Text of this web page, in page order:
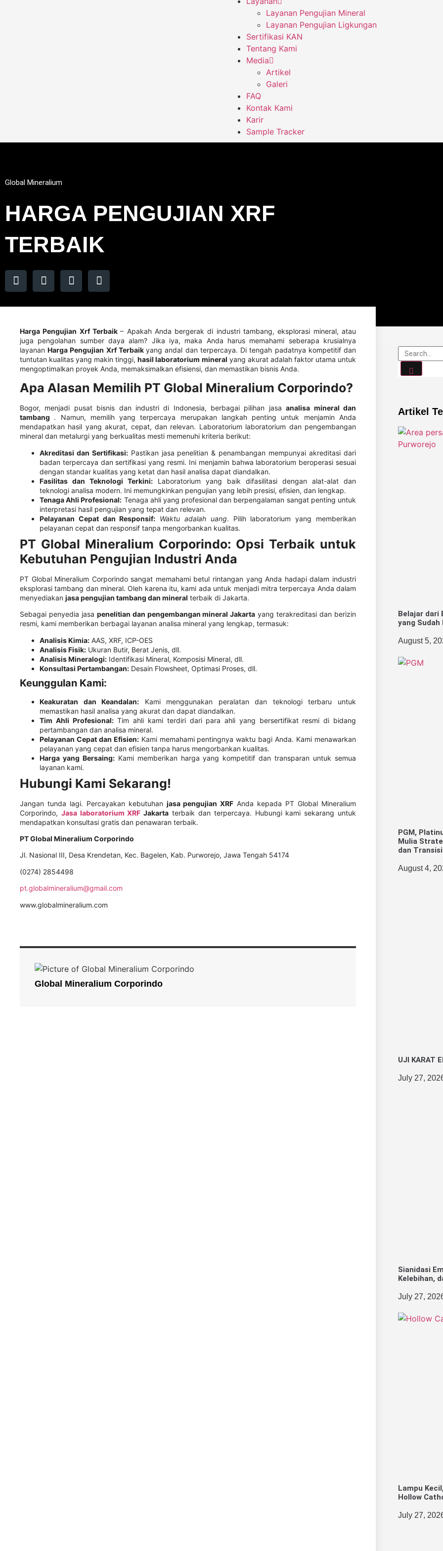
Layanan Pengujian Mineral
Layanan Pengujian Ligkungan
Sertifikasi KAN
Tentang Kami
Media
Artikel
Galeri
FAQ
Kontak Kami
Karir
Sample Tracker
Global Mineralium
HARGA PENGUJIAN XRF
TERBAIK
Harga Pengujian Xrf Terbaik– Apakah Anda bergerak di industri tambang, eksplorasi mineral, atau
juga pengolahan sumber daya alam? Jika iya, maka Anda harus memahami seberapa krusialnya
layananHarga Pengujian Xrf Terbaikyang andal dan terpercaya. Di tengah padatnya kompetitif dan
tuntutan kualitas yang makin tinggi,hasil laboratorium mineral yang akurat adalah faktor utama untuk
mengoptimalkan proyek Anda, memaksimalkan efisiensi, dan memastikan bisnis Anda.
Apa Alasan Memilih PT Global Mineralium Corporindo?
Bogor, menjadi pusat bisnis dan industri di Indonesia, berbagai pilihan jasaanalisa mineral dan
tambang . Namun, memilih yang terpercaya merupakan langkah penting untuk menjamin Anda
mendapatkan hasil yang akurat, cepat, dan relevan. Laboratorium laboratorium dan pengembangan
mineral dan metalurgi yang berkualitas mesti memenuhi kriteria berikut:
Akreditasi dan Sertifikasi:Pastikan jasa penelitian & penambangan mempunyai akreditasi dari
badan terpercaya dan sertifikasi yang resmi. Ini menjamin bahwa laboratorium beroperasi sesuai
dengan standar kualitas yang ketat dan hasil analisa dapat diandalkan.
Fasilitas dan Teknologi Terkini: Laboratorium yang baik difasilitasi dengan alat-alat dan
teknologi analisa modern. Ini memungkinkan pengujian yang lebih presisi, efisien, dan lengkap.
Tenaga Ahli Profesional: Tenaga ahli yang profesional dan berpengalaman sangat penting untuk
interpretasi hasil pengujian yang tepat dan relevan.
Pelayanan Cepat dan Responsif: Waktu adalah uang. Pilih laboratorium yang memberikan
pelayanan cepat dan responsif tanpa mengorbankan kualitas.
PT Global Mineralium Corporindo: Opsi Terbaik untuk
Kebutuhan Pengujian Industri Anda
PT Global Mineralium Corporindo sangat memahami betul rintangan yang Anda hadapi dalam industri
eksplorasi tambang dan mineral. Oleh karena itu, kami ada untuk menjadi mitra terpercaya Anda dalam
menyediakan jasa pengujian tambang dan mineral terbaik di Jakarta.
Sebagai penyedia jasa penelitian dan pengembangan mineral Jakarta yang terakreditasi dan berizin
resmi, kami memberikan berbagai layanan analisa mineral yang lengkap, termasuk:
Analisis Kimia: AAS, XRF, ICP-OES
Analisis Fisik: Ukuran Butir, Berat Jenis, dll.
Analisis Mineralogi: Identifikasi Mineral, Komposisi Mineral, dll.
Konsultasi Pertambangan: Desain Flowsheet, Optimasi Proses, dll.
Keunggulan Kami:
Keakuratan dan Keandalan: Kami menggunakan peralatan dan teknologi terbaru untuk
memastikan hasil analisa yang akurat dan dapat diandalkan.
Tim Ahli Profesional:Tim ahli kami terdiri dari para ahli yang bersertifikat resmi di bidang
pertambangan dan analisa mineral.
Pelayanan Cepat dan Efisien:Kami memahami pentingnya waktu bagi Anda. Kami menawarkan
pelayanan yang cepat dan efisien tanpa harus mengorbankan kualitas.
Harga yang Bersaing:Kami memberikan harga yang kompetitif dan transparan untuk semua
layanan kami.
Hubungi Kami Sekarang!
Jangan tunda lagi. Percayakan kebutuhan jasa pengujian XRF Anda kepada PT Global Mineralium
Corporindo, Jasa laboratorium XRF Jakarta terbaik dan terpercaya. Hubungi kami sekarang untuk
mendapatkan konsultasi gratis dan penawaran terbaik.
PT Global Mineralium Corporindo
Jl. Nasional III, Desa Krendetan, Kec. Bagelen, Kab. Purworejo, Jawa Tengah 54174
(0274) 2854498
pt.globalmineralium@gmail.com
www.globalmineralium.com
Global Mineralium Corporindo
Artikel
Belajar dari
yang Sudah
August 5,
PGM,
Mulia
dan
August 4,
UJI KARAT
July 27,
Sianidasi
Kelebihan,
July 27,
Lampu
Hollow
July 27,